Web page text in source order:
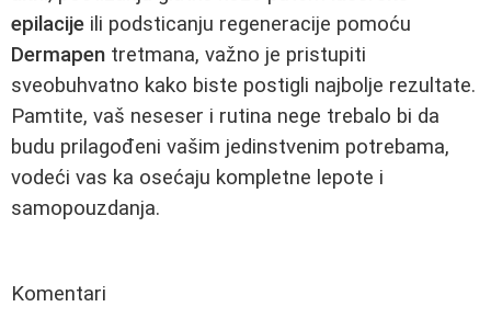
epilacije ili podsticanju regeneracije pomoću
Dermapen tretmana, važno je pristupiti
sveobuhvatno kako biste postigli najbolje rezultate.
Pamtite, vaš neseser i rutina nege trebalo bi da
budu prilagođeni vašim jedinstvenim potrebama,
vodeći vas ka osećaju kompletne lepote i
samopouzdanja.
Komentari